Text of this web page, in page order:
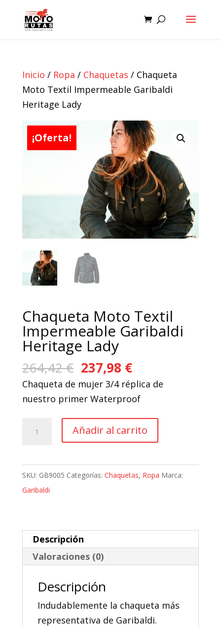
Inicio / Ropa / Chaquetas / Chaqueta
Moto Textil Impermeable Garibaldi
Heritage Lady
¡Oferta!
Chaqueta Moto Textil
Impermeable Garibaldi
Heritage Lady
264,42€ El
precio
original
264,42 €.
237,98 €El
precio
actual
237,98 €.
Chaqueta de mujer 3/4 réplica de
nuestro primer Waterproof
Garibaldi
cantidad
Añadir al carrito
SKU: GB9005 Categorías: Chaquetas, Ropa Marca:
Garibaldi
Descripción
Valoraciones (0)
Descripción
Indudablemente la chaqueta más
representativa de Garibaldi.